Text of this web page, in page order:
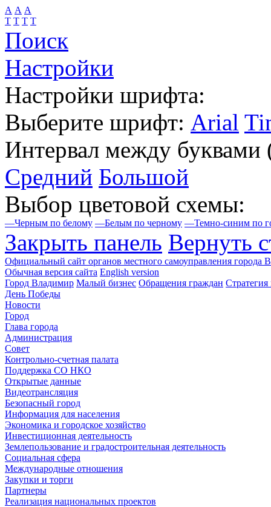
А А А
Т Т Т Т
Поиск
Настройки
Настройки шрифта:
Выберите шрифт: Arial
Интервал между буквами
Средний Большой
Выбор цветовой схемы:
—Черным по белому —Белым по черному —Темно-синим по
Закрыть панель Вернуть
Официальный сайт органов местного самоуправления города
Обычная версия сайта English version
Город Владимир Малый бизнес Обращения граждан Стратегия
День Победы
Новости
Город
Глава города
Администрация
Совет
Контрольно-счетная палата
Поддержка СО НКО
Открытые данные
Видеотрансляция
Безопасный город
Информация для населения
Экономика и городское хозяйство
Инвестиционная деятельность
Землепользование и градостроительная деятельность
Социальная сфера
Международные отношения
Закупки и торги
Партнеры
Реализация национальных проектов